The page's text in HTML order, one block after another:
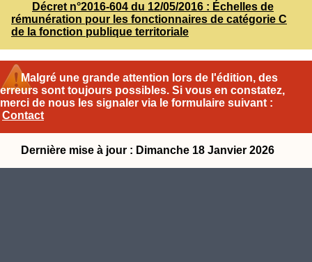
Décret n°2016-604 du 12/05/2016 : Échelles de
rémunération pour les fonctionnaires de catégorie C
de la fonction publique territoriale
Malgré une grande attention lors de l'édition, des
erreurs sont toujours possibles. Si vous en constatez,
merci de nous les signaler via le formulaire suivant :
Contact
Dernière mise à jour : Dimanche 18 Janvier 2026